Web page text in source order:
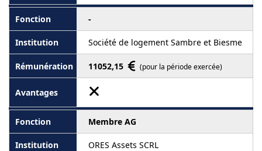
-
Société de logement Sambre et Biesme
11052,15 (pour la période exercée)
Membre AG
ORES Assets SCRL